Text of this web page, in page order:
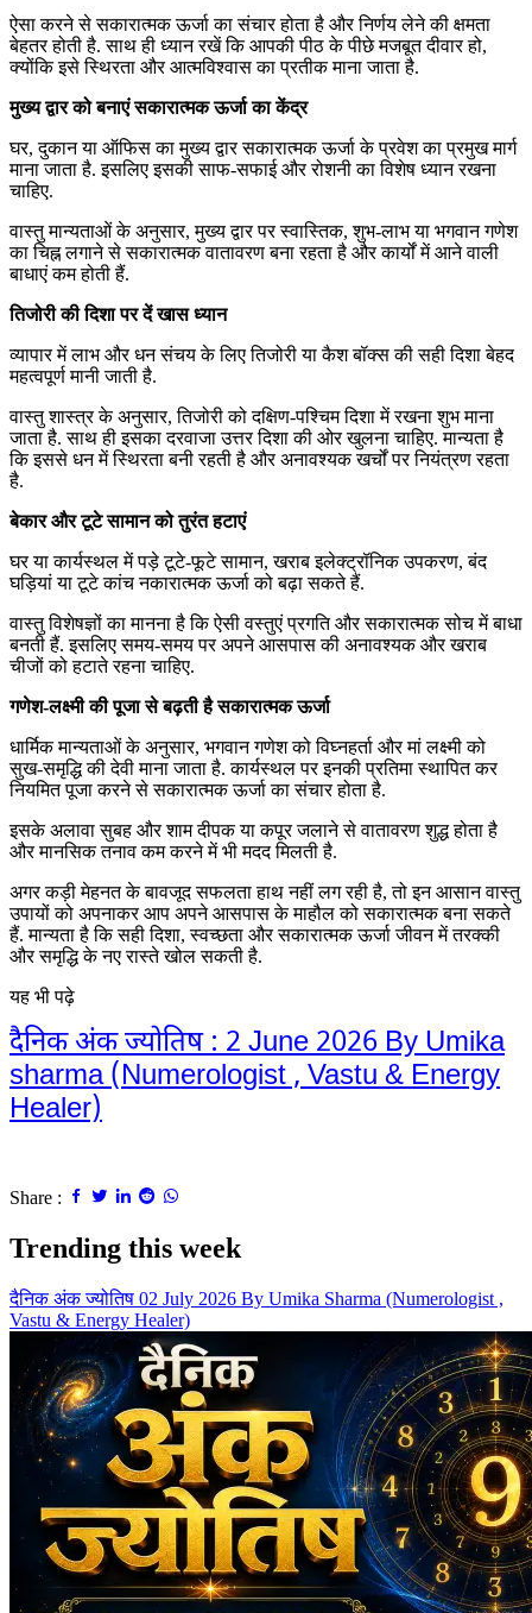
ऐसा करने से सकारात्मक ऊर्जा का संचार होता है और निर्णय लेने की क्षमता
बेहतर होती है. साथ ही ध्यान रखें कि आपकी पीठ के पीछे मजबूत दीवार हो,
क्योंकि इसे स्थिरता और आत्मविश्वास का प्रतीक माना जाता है.
मुख्य द्वार को बनाएं सकारात्मक ऊर्जा का केंद्र
घर, दुकान या ऑफिस का मुख्य द्वार सकारात्मक ऊर्जा के प्रवेश का प्रमुख मार्ग
माना जाता है. इसलिए इसकी साफ-सफाई और रोशनी का विशेष ध्यान रखना
चाहिए.
वास्तु मान्यताओं के अनुसार, मुख्य द्वार पर स्वास्तिक, शुभ-लाभ या भगवान गणेश
का चिह्न लगाने से सकारात्मक वातावरण बना रहता है और कार्यों में आने वाली
बाधाएं कम होती हैं.
तिजोरी की दिशा पर दें खास ध्यान
व्यापार में लाभ और धन संचय के लिए तिजोरी या कैश बॉक्स की सही दिशा बेहद
महत्वपूर्ण मानी जाती है.
वास्तु शास्त्र के अनुसार, तिजोरी को दक्षिण-पश्चिम दिशा में रखना शुभ माना
जाता है. साथ ही इसका दरवाजा उत्तर दिशा की ओर खुलना चाहिए. मान्यता है
कि इससे धन में स्थिरता बनी रहती है और अनावश्यक खर्चों पर नियंत्रण रहता
है.
बेकार और टूटे सामान को तुरंत हटाएं
घर या कार्यस्थल में पड़े टूटे-फूटे सामान, खराब इलेक्ट्रॉनिक उपकरण, बंद
घड़ियां या टूटे कांच नकारात्मक ऊर्जा को बढ़ा सकते हैं.
वास्तु विशेषज्ञों का मानना है कि ऐसी वस्तुएं प्रगति और सकारात्मक सोच में बाधा
बनती हैं. इसलिए समय-समय पर अपने आसपास की अनावश्यक और खराब
चीजों को हटाते रहना चाहिए.
गणेश-लक्ष्मी की पूजा से बढ़ती है सकारात्मक ऊर्जा
धार्मिक मान्यताओं के अनुसार, भगवान गणेश को विघ्नहर्ता और मां लक्ष्मी को
सुख-समृद्धि की देवी माना जाता है. कार्यस्थल पर इनकी प्रतिमा स्थापित कर
नियमित पूजा करने से सकारात्मक ऊर्जा का संचार होता है.
इसके अलावा सुबह और शाम दीपक या कपूर जलाने से वातावरण शुद्ध होता है
और मानसिक तनाव कम करने में भी मदद मिलती है.
अगर कड़ी मेहनत के बावजूद सफलता हाथ नहीं लग रही है, तो इन आसान वास्तु
उपायों को अपनाकर आप अपने आसपास के माहौल को सकारात्मक बना सकते
हैं. मान्यता है कि सही दिशा, स्वच्छता और सकारात्मक ऊर्जा जीवन में तरक्की
और समृद्धि के नए रास्ते खोल सकती है.
यह भी पढ़े
दैनिक अंक ज्योतिष : 2 June 2026 By Umika
sharma (Numerologist , Vastu & Energy
Healer)
Share :
Trending this week
दैनिक अंक ज्योतिष 02 July 2026 By Umika Sharma (Numerologist ,
Vastu & Energy Healer)